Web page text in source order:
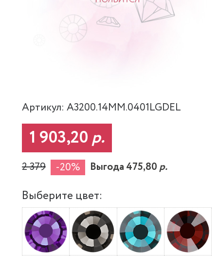
Артикул: A3200.14MM.0401LGDEL
1 903,20р.
2 379 -20% Выгода 475,80р.
Выберите цвет: